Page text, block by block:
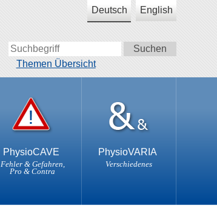
Deutsch English
Themen Übersicht
PhysioCAVE
Fehler & Gefahren,
Pro & Contra
PhysioVARIA
Verschiedenes